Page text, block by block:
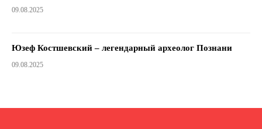
09.08.2025
Юзеф Костшевский – легендарный археолог Познани
09.08.2025